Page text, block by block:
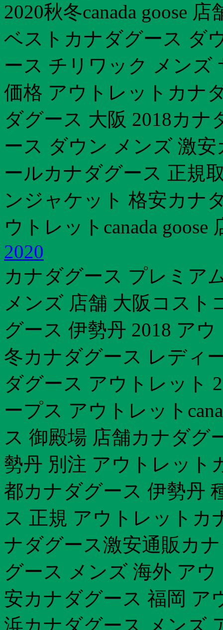
2020秋冬canada goose
ベストカナダグース ダ
ース チリワック メンズ
価格 アウトレットカナ
ダグース 大阪 2018カナ
ース ダウン メンズ 激
ールカナダグース 正規
ンジャケット 格安カナ
ウトレットcanada goose
2020
カナダグース プレミア
メンズ 店舗 大阪コスト
グース 伊勢丹 2018 ア
冬カナダグース レディ
ダグース アウトレット
ープス アウトレット
ス 御殿場 店舗カナダグ
勢丹 別注 アウトレット
都カナダグース 伊勢丹
ス 正規 アウトレットカ
ナダグース激安通販カ
グース メンズ 海外 ア
安カナダグース 福岡 ア
浜カナダグース メンズ